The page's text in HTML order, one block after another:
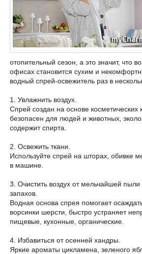
отопительный сезон, а это значит, что
офисах становится сухим и
водный спрей-освежитель раз в
1. Увлажнить воздух.
Спрей создан на основе косметических
безопасен для людей и животных,
содержит спирта.
2. Освежить ткани.
Используйте спрей на шторах, обивке
в машине.
3. Очистить воздух от мельчайшей
запахов.
Водная основа спрея помогает
ворсинки шерсти, быстро устраняет
пищевые, кухонные, органические.
4. Избавиться от осенней хандры.
Яркие ароматы цикламена, зеленого